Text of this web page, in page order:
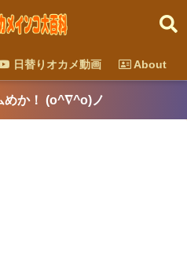
日替りオカメ動画 About
めか！ (o^∇^o)ノ